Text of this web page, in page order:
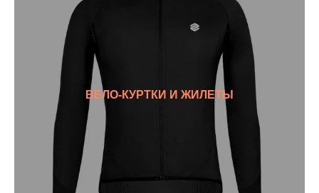
ВЕЛО-КУРТКИ И ЖИЛЕТЫ